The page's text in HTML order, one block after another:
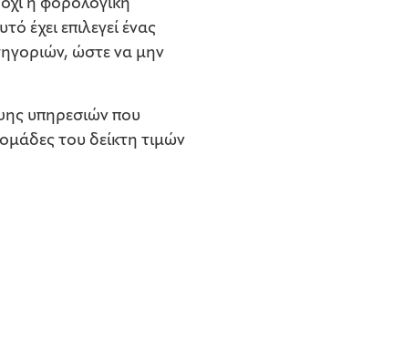
η φορολογική
έχει επιλεγεί ένας
ώστε να μην
υπηρεσιών που
του δείκτη τιμών